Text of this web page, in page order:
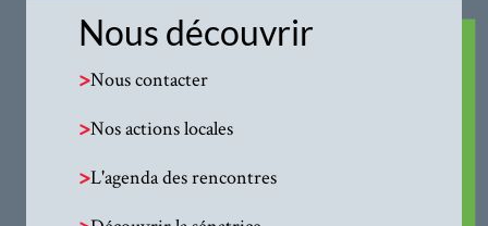
Nous découvrir
>Nous contacter
>Nos actions locales
>L'agenda des rencontres